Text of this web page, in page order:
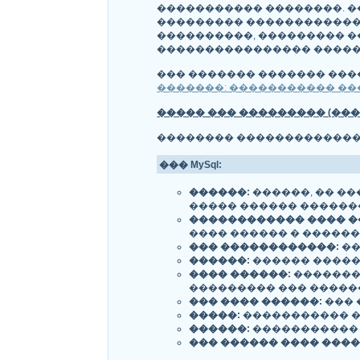
����������� ��������.
���������
����������, ���������
����������������
��� ������� �������
�������: �����������
����� ��� ���������
��������
��� MySql:
������: ������, ��
����� ������ ��������
������������ ����
���� ������ �
��� ������������:
������: ������
���� ������:
��������� ���
��� ���� ������: ���
�����: �����������
������: �����������
��� ������ ����